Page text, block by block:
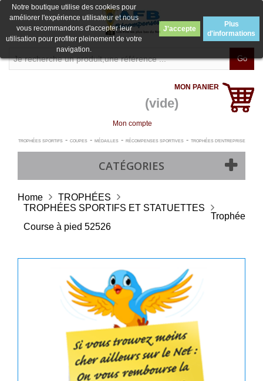
Go
MON PANIER
(vide)
Mon compte
TROPHÉES SPORTIFS- COUPES- MÉDAILLES- RÉCOMPENSES SPORTIVES- TROPHÉES D'ENTREPRISE
CATÉGORIES
Notre boutique utilise des cookies pour
améliorer l'expérience utilisateur et nous
vous recommandons d'accepter leur
utilisation pour profiter pleinement de votre
navigation.
J'accepte
Plus
d'informations
Home
TROPHÉES
TROPHÉES SPORTIFS ET STATUETTES
Trophée
Course à pied 52526